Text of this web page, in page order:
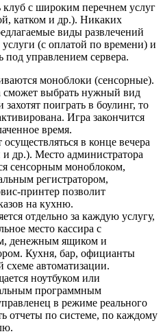
с широким перечнем услуг
катком и др.). Никаких
виды развлечений
услуги (с оплатой по времени) и
управлением сервера.
моноблоки (сенсорные).
сможет выбрать нужный вид
поиграть в боулинг, то
Игра закончится
время.
в конце вечера
др.). Место администратора
сенсорным моноблоком,
регистратором,
принтер позволит
на кухню.
отдельно за каждую услугу,
место кассира с
денежным ящиком и
Кухня, бар, официанты
автоматизации.
ноутбуком или
программным
в режиме реального
отчеты по системе, по каждому